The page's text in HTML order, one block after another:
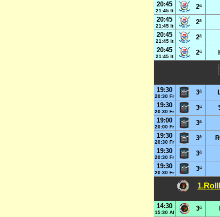
20:45
21:45 It
2ª
20:45
21:45 It
2ª
20:45
21:45 It
2ª
20:45
21:45 It
2ª
19:30
20:30 Fr
3ª
19:30
20:30 Fr
3ª
19:00
20:00 Fr
3ª
19:30
20:30 Fr
3ª
19:30
20:30 Fr
3ª
19:30
20:30 Fr
3ª
14:30
15:30 Al
3ª